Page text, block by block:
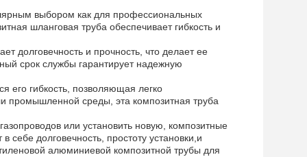
выбором как для профессиональных
шланговая труба обеспечивает гибкость и
долговечность и прочность, что делает ее
срок службы гарантирует надежную
его гибкость, позволяющая легко
промышленной среды, эта композитная труба
или установить новую, композитные
долговечность, простоту установки,и
алюминиевой композитной трубы для